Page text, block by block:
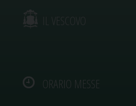
IL VESCOVO
ORARIO MESSE